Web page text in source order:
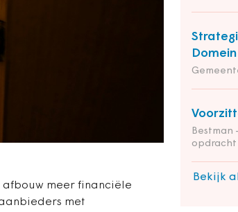
afbouw meer financiële
met
Domein
Bestman
opdracht
Bekijk